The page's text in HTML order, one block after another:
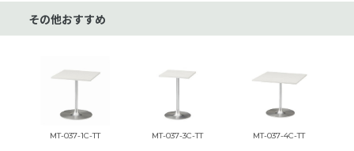
その他おすすめ
MT-037-1C-TT MT-037-3C-TT MT-037-4C-TT